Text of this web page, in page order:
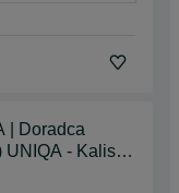
| Doradca
UNIQA - Kalisz i